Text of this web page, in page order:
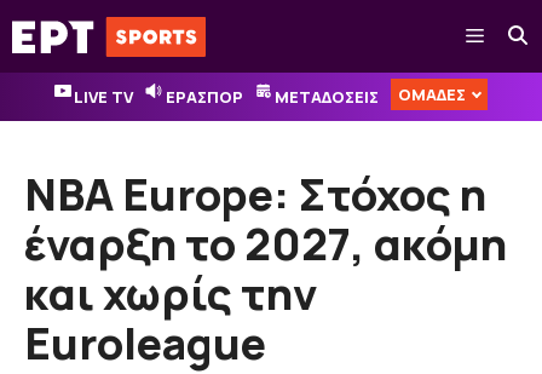
Μετάβαση
σε
περιεχόμενο
Μενού
LIVE TV ΕΡΑΣΠΟΡ ΜΕΤΑΔΟΣΕΙΣ ΟΜΑΔΕΣ
NBA Europe: Στόχος η
έναρξη το 2027, ακόμη
και χωρίς την
Euroleague